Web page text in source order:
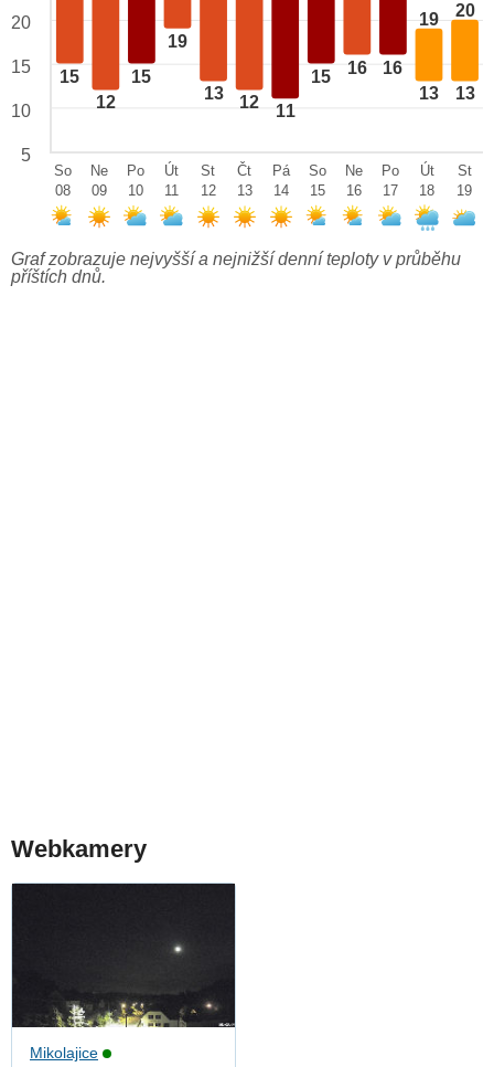
15
12
15
19
13 12 11
15 16 16
19
13
20
13
20
15
10
5
So
08
Ne
09
Po
10
Út
11
St
12
Čt
13
Pá
14
So
15
Ne
16
Po
17
Út
18
St
19
Graf zobrazuje nejvyšší a nejnižší denní teploty v průběhu
příštích dnů.
Webkamery
Mikolajice